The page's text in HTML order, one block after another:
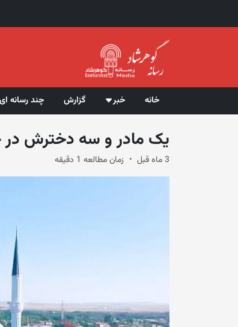
خانه خبر گزارش چند رسانه ای
یک مادر و سه دخترش در
3 ماه قبل زمان مطالعه 1 دقیقه